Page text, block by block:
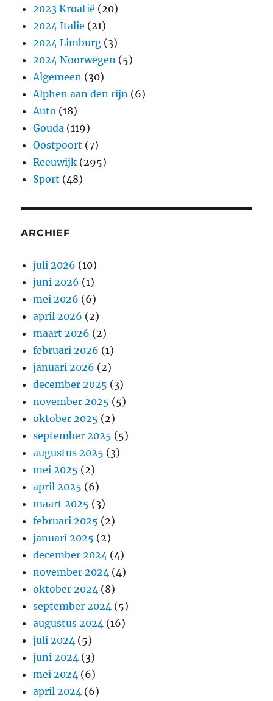
2023 Kroatië (20)
2024 Italie (21)
2024 Limburg (3)
2024 Noorwegen (5)
Algemeen (30)
Alphen aan den rijn (6)
Auto (18)
Gouda (119)
Oostpoort (7)
Reeuwijk (295)
Sport (48)
ARCHIEF
juli 2026 (10)
juni 2026 (1)
mei 2026 (6)
april 2026 (2)
maart 2026 (2)
februari 2026 (1)
januari 2026 (2)
december 2025 (3)
november 2025 (5)
oktober 2025 (2)
september 2025 (5)
augustus 2025 (3)
mei 2025 (2)
april 2025 (6)
maart 2025 (3)
februari 2025 (2)
januari 2025 (2)
december 2024 (4)
november 2024 (4)
oktober 2024 (8)
september 2024 (5)
augustus 2024 (16)
juli 2024 (5)
juni 2024 (3)
mei 2024 (6)
april 2024 (6)